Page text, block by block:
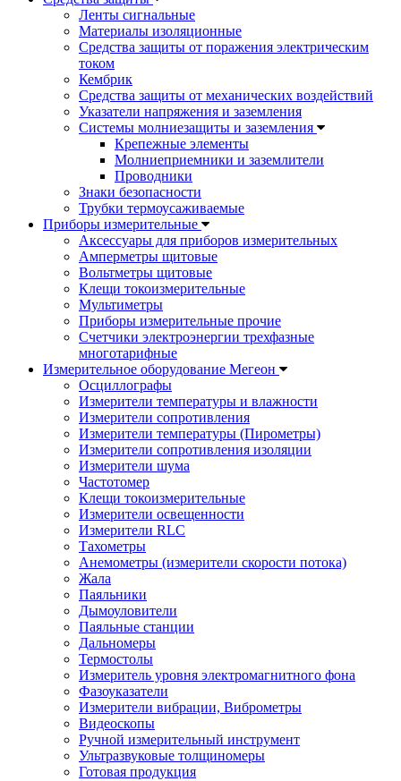
Ленты сигнальные
Материалы изоляционные
Средства защиты от поражения электрическим
током
Кембрик
Средства защиты от механических воздействий
Указатели напряжения и заземления
Системы молниезащиты и заземления
Крепежные элементы
Молниеприемники и заземлители
Проводники
Знаки безопасности
Трубки термоусаживаемые
Приборы измерительные
Аксессуары для приборов измерительных
Амперметры щитовые
Вольтметры щитовые
Клещи токоизмерительные
Мультиметры
Приборы измерительные прочие
Счетчики электроэнергии трехфазные
многотарифные
Измерительное оборудование Мегеон
Осциллографы
Измерители температуры и влажности
Измерители сопротивления
Измерители температуры (Пирометры)
Измерители сопротивления изоляции
Измерители шума
Частотомер
Клещи токоизмерительные
Измерители освещенности
Измерители RLC
Тахометры
Анемометры (измерители скорости потока)
Жала
Паяльники
Дымоуловители
Паяльные станции
Дальномеры
Термостолы
Измеритель уровня электромагнитного фона
Фазоуказатели
Измерители вибрации, Виброметры
Видеоскопы
Ручной измерительный инструмент
Ультразвуковые толщиномеры
Готовая продукция